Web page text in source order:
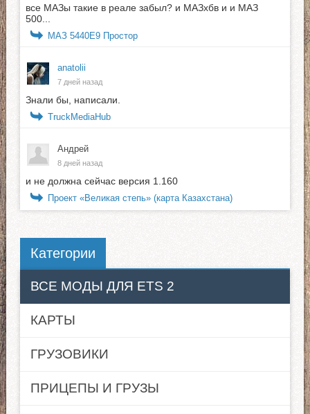
все МАЗы такие в реале забыл? и МАЗхбв и и МАЗ
500...
МАЗ 5440E9 Простор
anatolii
7 дней назад
Знали бы, написали.
TruckMediaHub
Андрей
8 дней назад
и не должна сейчас версия 1.160
Проект «Великая степь» (карта Казахстана)
Категории
ВСЕ МОДЫ ДЛЯ ETS 2
КАРТЫ
ГРУЗОВИКИ
ПРИЦЕПЫ И ГРУЗЫ